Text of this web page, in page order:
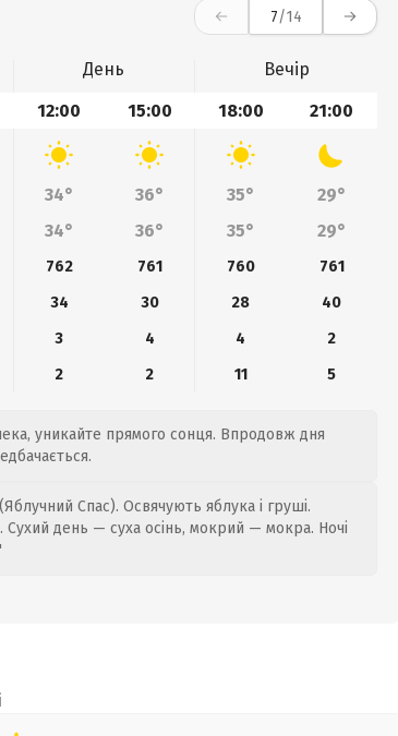
7/14
День
Вечір
12:00 15:00 18:00 21:00
34° 36° 35°
29°
34° 36° 35° 29°
762 761 760
761
34 30 28
40
3 4 4
2
2 2 11 5
уникайте прямого сонця. Впродовж дня
Спас). Освячують яблука і груші.
день — суха осінь, мокрий — мокра. Ночі